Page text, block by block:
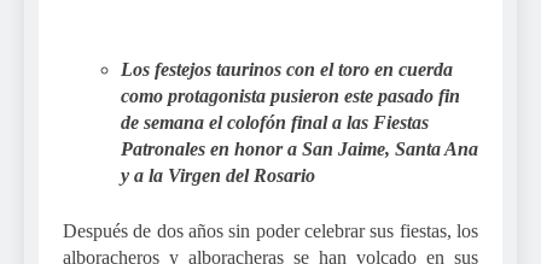
Los festejos taurinos con el toro en cuerda
como protagonista pusieron este pasado fin
de semana el colofón final a las Fiestas
Patronales en honor a San Jaime, Santa Ana
y a la Virgen del Rosario
Después de dos años sin poder celebrar sus fiestas, los
alboracheros y alboracheras se han volcado en sus